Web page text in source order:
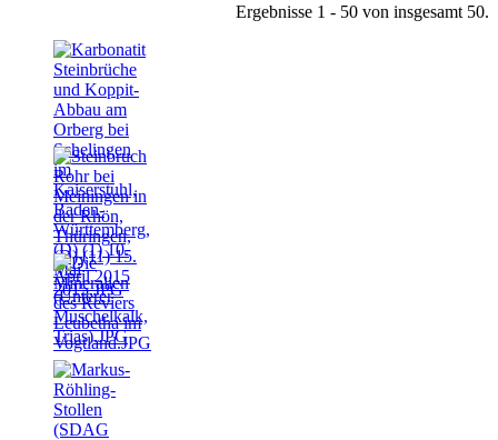
Ergebnisse 1 - 50 von insgesamt 50.